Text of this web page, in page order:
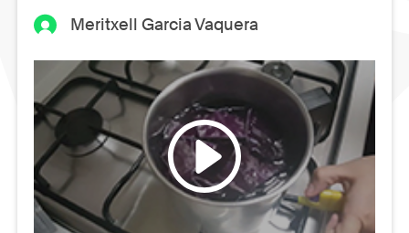
Meritxell Garcia Vaquera